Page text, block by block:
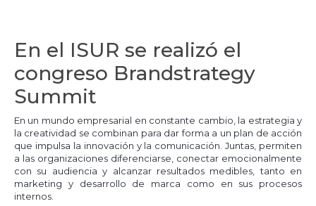
En el ISUR se realizó el
congreso Brandstrategy
Summit
En un mundo empresarial en constante cambio, la estrategia y
la creatividad se combinan para dar forma a un plan de acción
que impulsa la innovación y la comunicación. Juntas, permiten
a las organizaciones diferenciarse, conectar emocionalmente
con su audiencia y alcanzar resultados medibles, tanto en
marketing y desarrollo de marca como en sus procesos
internos.